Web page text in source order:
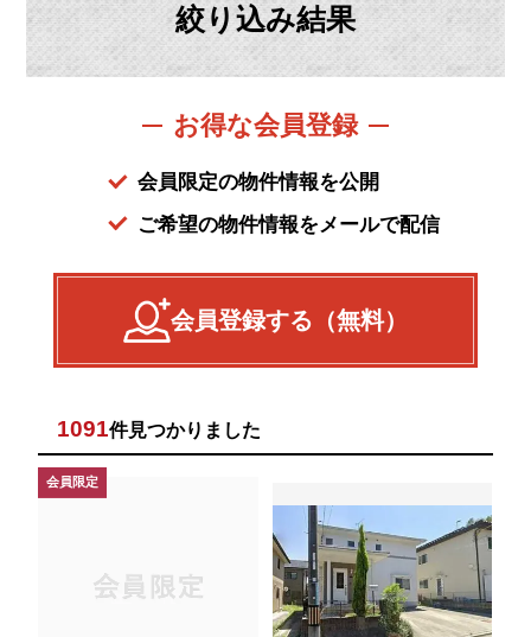
絞り込み結果
お得な会員登録
会員限定の物件情報を公開
ご希望の物件情報をメールで配信
会員登録する（無料）
1091件見つかりました